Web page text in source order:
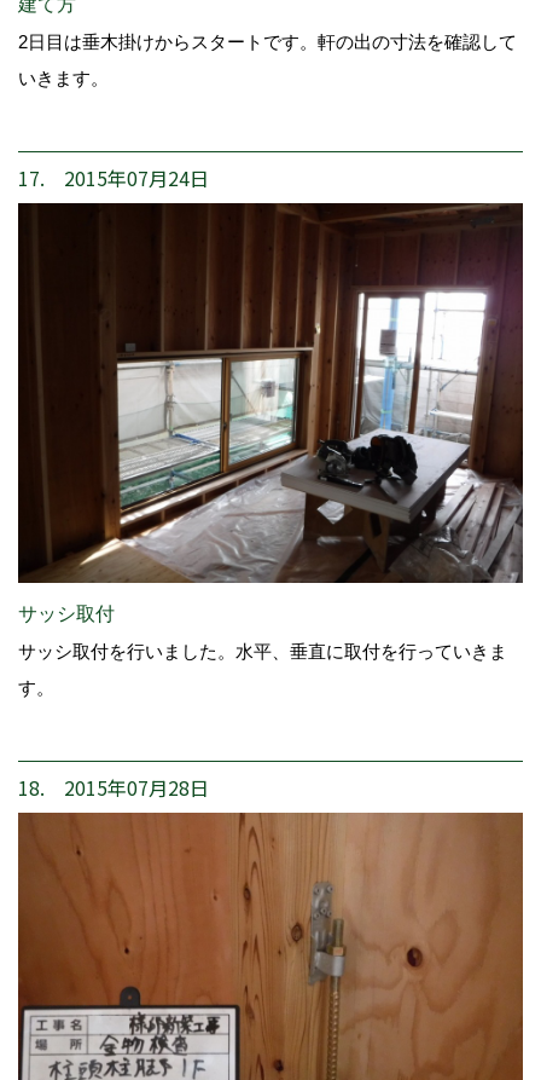
建て方
2日目は垂木掛けからスタートです。軒の出の寸法を確認して
いきます。
17. 2015年07月24日
サッシ取付
サッシ取付を行いました。水平、垂直に取付を行っていきま
す。
18. 2015年07月28日